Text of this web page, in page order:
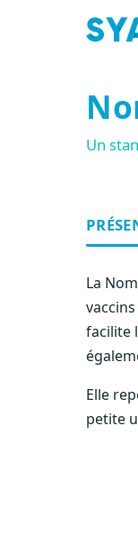
Un
La
facilite
Elle
petite